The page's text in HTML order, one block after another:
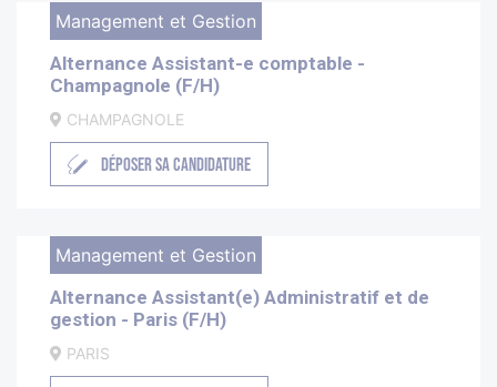
Management et Gestion
Alternance Assistant-e comptable -
Champagnole (F/H)
CHAMPAGNOLE
DÉPOSER SA CANDIDATURE
Management et Gestion
Alternance Assistant(e) Administratif et de
gestion - Paris (F/H)
PARIS